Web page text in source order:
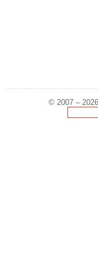
© 2007 –